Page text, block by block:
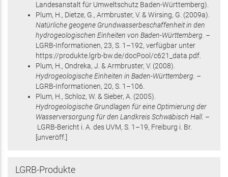
Landesanstalt für Umweltschutz Baden-Württemberg).
Plum, H., Dietze, G., Armbruster, V. & Wirsing, G. (2009a).
Natürliche geogene Grundwasserbeschaffenheit in den
hydrogeologischen Einheiten von Baden-Württemberg. –
LGRB-Informationen, 23, S. 1–192, verfügbar unter
https://produkte.lgrb-bw.de/docPool/c621_data.pdf.
Plum, H., Ondreka, J. & Armbruster, V. (2008).
Hydrogeologische Einheiten in Baden-Württemberg. –
LGRB-Informationen, 20, S. 1–106.
Plum, H., Schloz, W. & Sieber, A. (2005).
Hydrogeologische Grundlagen für eine Optimierung der
Wasserversorgung für den Landkreis Schwäbisch Hall. –
LGRB-Bericht i. A. des UVM, S. 1–19, Freiburg i. Br.
[unveröff.]
LGRB-Produkte